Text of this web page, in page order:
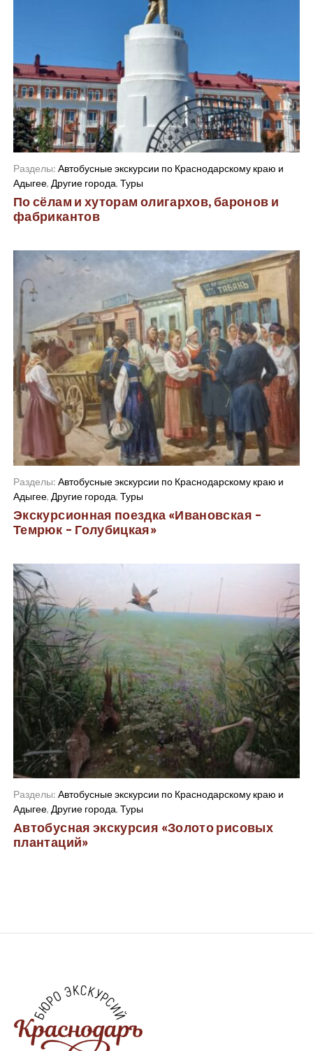
Разделы: Автобусные экскурсии по Краснодарскому краю и
Адыгее, Другие города, Туры
По сёлам и хуторам олигархов, баронов и
фабрикантов
Разделы: Автобусные экскурсии по Краснодарскому краю и
Адыгее, Другие города, Туры
Экскурсионная поездка «Ивановская –
Темрюк – Голубицкая»
Разделы: Автобусные экскурсии по Краснодарскому краю и
Адыгее, Другие города, Туры
Автобусная экскурсия «Золото рисовых
плантаций»